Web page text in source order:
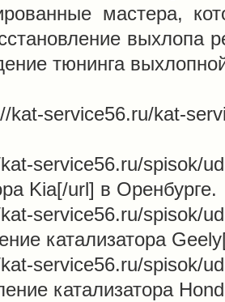
мастера,
выхлопа
тюнинга
kat-service56.ru/kat-
service56.ru/spisok/
Kia[/url] в Оренбурге.
service56.ru/spisok/
катализатора
service56.ru/spisok/
катализатора